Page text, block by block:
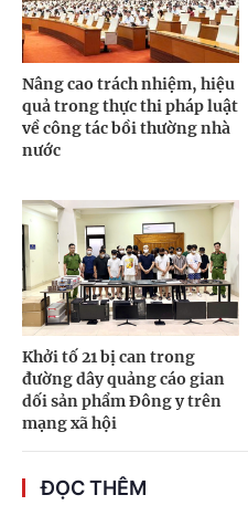
Nâng cao trách nhiệm, hiệu
quả trong thực thi pháp luật
về công tác bồi thường nhà
nước
Khởi tố 21 bị can trong
đường dây quảng cáo gian
dối sản phẩm Đông y trên
mạng xã hội
ĐỌC THÊM